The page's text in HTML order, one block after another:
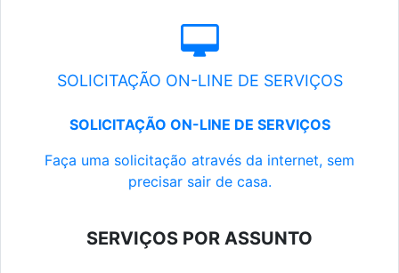
SOLICITAÇÃO ON-LINE DE SERVIÇOS
SOLICITAÇÃO ON-LINE DE SERVIÇOS
Faça uma solicitação através da internet, sem
precisar sair de casa.
SERVIÇOS POR ASSUNTO